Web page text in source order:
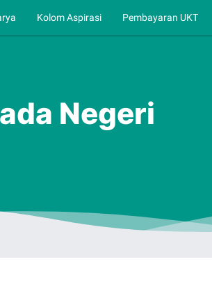
Kolom Aspirasi Pembayaran UKT
Negeri